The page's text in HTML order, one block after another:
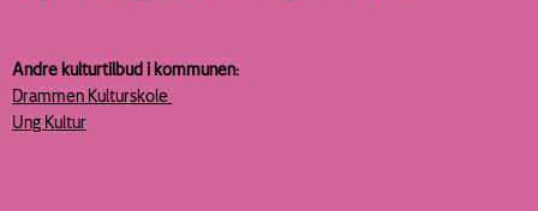
Andre kulturtilbud i kommunen:
Drammen Kulturskole
Ung Kultur